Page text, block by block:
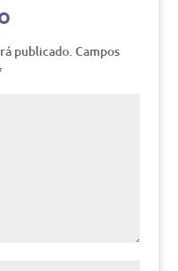
publicado. Campos